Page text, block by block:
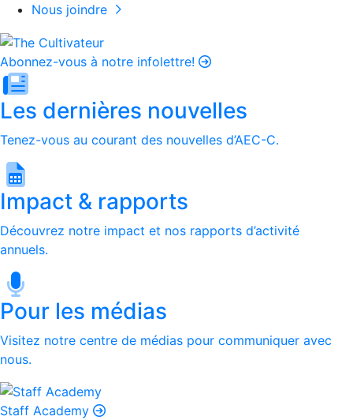
Nous joindre
Abonnez-vous à notre infolettre!
Les dernières nouvelles
Tenez-vous au courant des nouvelles d’AEC-C.
Impact & rapports
Découvrez notre impact et nos rapports d’activité
annuels.
Pour les médias
Visitez notre centre de médias pour communiquer avec
nous.
Staff Academy